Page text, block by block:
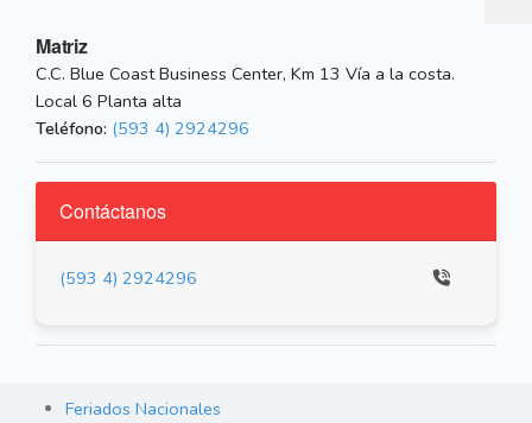
Matriz
C.C. Blue Coast Business Center, Km 13 Vía a la costa.
Local 6 Planta alta
Teléfono: (593 4) 2924296
Contáctanos
(593 4) 2924296
Feriados Nacionales